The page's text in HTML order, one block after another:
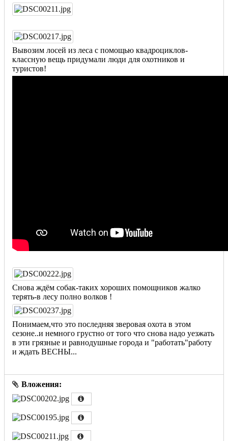
Вывозим лосей из леса с помощью квадроциклов-
классную вещь придумали люди для охотников и
туристов!
Снова ждём собак-таких хороших помощников жалко
терять-в лесу полно волков !
Понимаем,что это последняя зверовая охота в этом
сезоне..и немного грустно от того что снова надо уезжать
в эти грязные и равнодушные города и "работать"работу
и ждать ВЕСНЫ...
Вложения: